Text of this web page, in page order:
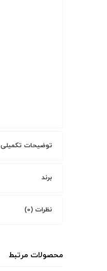
توضیحات تکمیلی
برند
نظرات (0)
محصولات مرتبط